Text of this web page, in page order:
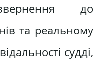
звернення до
та реальному
судді,